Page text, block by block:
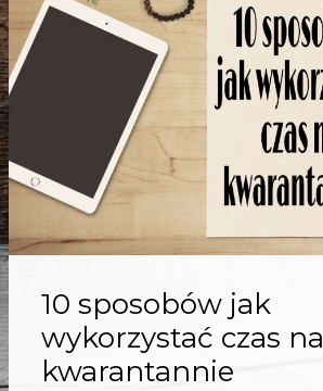
10 sposobów jak
wykorzystać czas na
kwarantannie